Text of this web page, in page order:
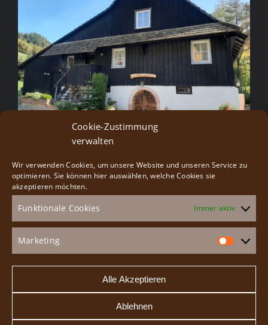
Cookie-Zustimmung
verwalten
Wir verwenden Cookies, um unsere Website und unseren Service zu
optimieren. Sie können hier auswählen, welche Cookies sie
akzeptieren möchten.
Funktionale Cookies Immer aktiv
Marketing
Alle Akzeptieren
Ablehnen
Besucherservice
Gruppenangebote
Veranstaltungen
Speiseangebot